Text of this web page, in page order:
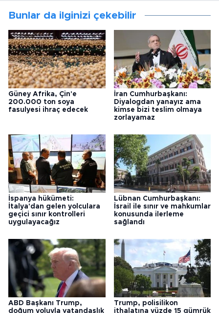
Bunlar da ilginizi çekebilir
Güney Afrika, Çin'e
200.000 ton soya
fasulyesi ihraç edecek
İran Cumhurbaşkanı:
Diyalogdan yanayız ama
kimse bizi teslim olmaya
zorlayamaz
İspanya hükümeti:
İtalya'dan gelen yolculara
geçici sınır kontrolleri
uygulayacağız
Lübnan Cumhurbaşkanı:
İsrail ile sınır ve mahkumlar
konusunda ilerleme
sağlandı
ABD Başkanı Trump,
doğum yoluyla vatandaşlık
Trump, polisilikon
ithalatına yüzde 15 gümrük